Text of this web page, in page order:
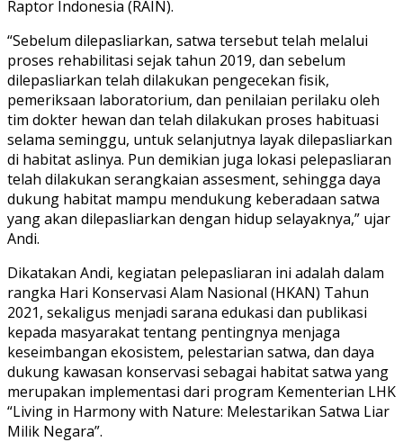
Raptor Indonesia (RAIN).
“Sebelum dilepasliarkan, satwa tersebut telah melalui
proses rehabilitasi sejak tahun 2019, dan sebelum
dilepasliarkan telah dilakukan pengecekan fisik,
pemeriksaan laboratorium, dan penilaian perilaku oleh
tim dokter hewan dan telah dilakukan proses habituasi
selama seminggu, untuk selanjutnya layak dilepasliarkan
di habitat aslinya. Pun demikian juga lokasi pelepasliaran
telah dilakukan serangkaian assesment, sehingga daya
dukung habitat mampu mendukung keberadaan satwa
yang akan dilepasliarkan dengan hidup selayaknya,” ujar
Andi.
Dikatakan Andi, kegiatan pelepasliaran ini adalah dalam
rangka Hari Konservasi Alam Nasional (HKAN) Tahun
2021, sekaligus menjadi sarana edukasi dan publikasi
kepada masyarakat tentang pentingnya menjaga
keseimbangan ekosistem, pelestarian satwa, dan daya
dukung kawasan konservasi sebagai habitat satwa yang
merupakan implementasi dari program Kementerian LHK
“Living in Harmony with Nature: Melestarikan Satwa Liar
Milik Negara”.